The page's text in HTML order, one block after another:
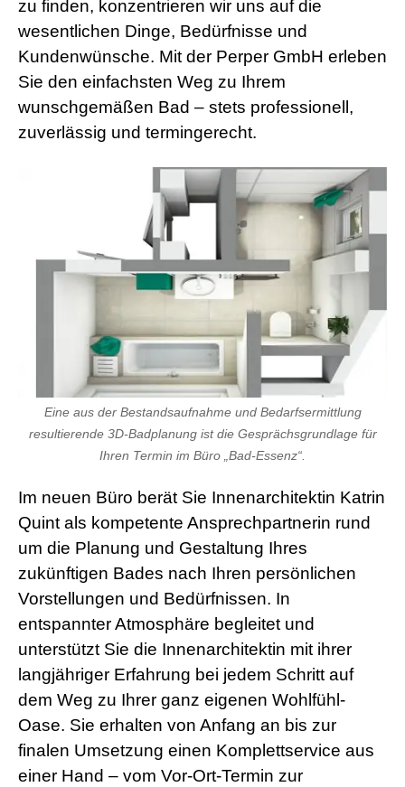
zu finden, konzentrieren wir uns auf die
wesentlichen Dinge, Bedürfnisse und
Kundenwünsche. Mit der Perper GmbH erleben
Sie den einfachsten Weg zu Ihrem
wunschgemäßen Bad – stets professionell,
zuverlässig und termingerecht.
Eine aus der Bestandsaufnahme und Bedarfsermittlung
resultierende 3D-Badplanung ist die Gesprächsgrundlage für
Ihren Termin im Büro „Bad-Essenz“.
Im neuen Büro berät Sie Innenarchitektin Katrin
Quint als kompetente Ansprechpartnerin rund
um die Planung und Gestaltung Ihres
zukünftigen Bades nach Ihren persönlichen
Vorstellungen und Bedürfnissen. In
entspannter Atmosphäre begleitet und
unterstützt Sie die Innenarchitektin mit ihrer
langjähriger Erfahrung bei jedem Schritt auf
dem Weg zu Ihrer ganz eigenen Wohlfühl-
Oase. Sie erhalten von Anfang an bis zur
finalen Umsetzung einen Komplettservice aus
einer Hand – vom Vor-Ort-Termin zur